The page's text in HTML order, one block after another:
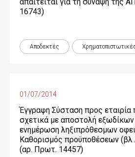
16743)
Αποδεκτές
01/07/2014
Έγγραφη Σύσταση προς εταιρία
σχετικά με αποστολή εξωδίκων
ενημέρωση ληξιπρόθεσμων
Καθορισμός προϋποθέσεων (βλ
(αρ. Πρωτ. 14457)